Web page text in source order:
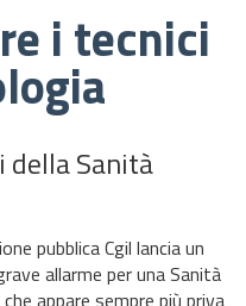
i tecnici
Sanità
pubblica Cgil lancia un
allarme per una Sanità
appare sempre più priva